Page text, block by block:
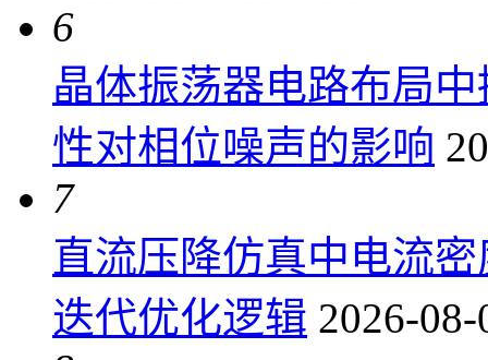
6
晶体振荡器电路布局
性对相位噪声的影响
7
直流压降仿真中电流
迭代优化逻辑 2026-